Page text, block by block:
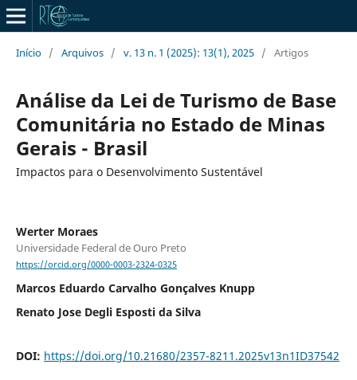
Início / Arquivos / v. 13 n. 1 (2025): 13(1), 2025 / Artigos
Análise da Lei de Turismo de Base
Comunitária no Estado de Minas
Gerais - Brasil
Impactos para o Desenvolvimento Sustentável
Werter Moraes
Universidade Federal de Ouro Preto
https://orcid.org/0000-0003-2324-0325
Marcos Eduardo Carvalho Gonçalves Knupp
Renato Jose Degli Esposti da Silva
DOI: https://doi.org/10.21680/2357-8211.2025v13n1ID37542